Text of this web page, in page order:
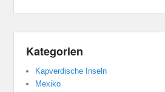
Kategorien
Kapverdische Inseln
Mexiko